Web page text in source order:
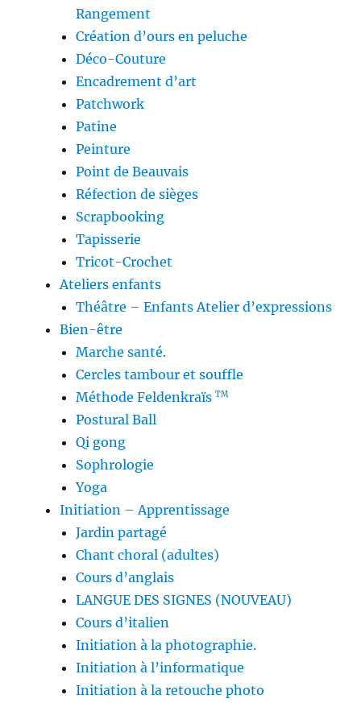
Rangement
Création d’ours en peluche
Déco-Couture
Encadrement d’art
Patchwork
Patine
Peinture
Point de Beauvais
Réfection de sièges
Scrapbooking
Tapisserie
Tricot-Crochet
Ateliers enfants
Théâtre – Enfants Atelier d’expressions
Bien-être
Marche santé.
Cercles tambour et souffle
Méthode FeldenkraïsTM
Postural Ball
Qi gong
Sophrologie
Yoga
Initiation – Apprentissage
Jardin partagé
Chant choral (adultes)
Cours d’anglais
LANGUE DES SIGNES (NOUVEAU)
Cours d’italien
Initiation à la photographie.
Initiation à l’informatique
Initiation à la retouche photo